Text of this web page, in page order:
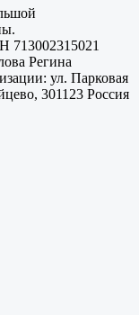
713002315021
Регина
ул. Парковая
301123 Россия